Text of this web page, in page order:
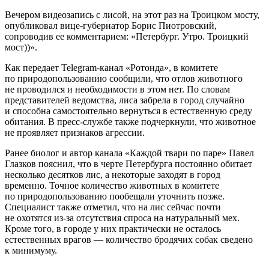
Вечером видеозапись с лисой, на этот раз на Троицком мосту,
опубликовал вице-губернатор Борис Пиотровский,
сопроводив ее комментарием: «Петербург. Утро. Троицкий
мост))».
Как передает Telegram-канал «Ротонда», в комитете
по природопользованию сообщили, что отлов животного
не проводился и необходимости в этом нет. По словам
представителей ведомства, лиса забрела в город случайно
и способна самостоятельно вернуться в естественную среду
обитания. В пресс-службе также подчеркнули, что животное
не проявляет признаков агрессии.
Ранее биолог и автор канала «Каждой твари по паре» Павел
Глазков пояснил, что в черте Петербурга постоянно обитает
несколько десятков лис, а некоторые заходят в город
временно. Точное количество животных в комитете
по природопользованию пообещали уточнить позже.
Специалист также отметил, что на лис сейчас почти
не охотятся из-за отсутствия спроса на натуральный мех.
Кроме того, в городе у них практически не осталось
естественных врагов — количество бродячих собак сведено
к минимуму.